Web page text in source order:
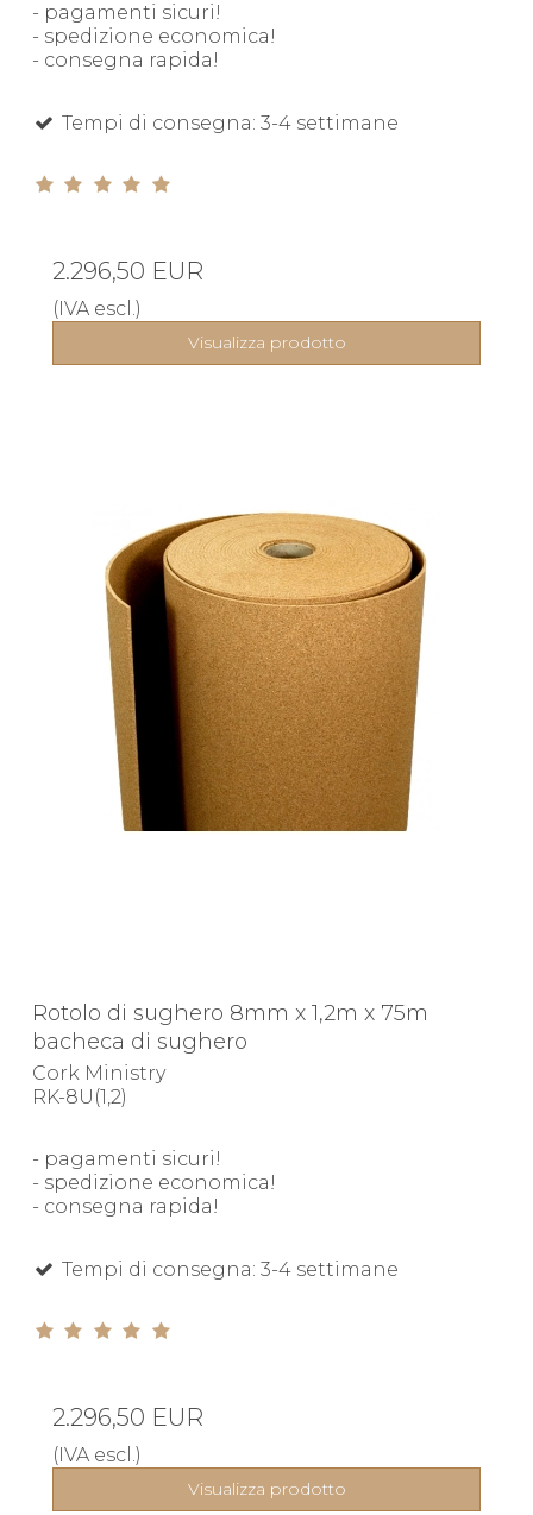
- pagamenti sicuri!
- spedizione economica!
- consegna rapida!
Tempi di consegna: 3-4 settimane
2.296,50 EUR
(IVA escl.)
Visualizza prodotto
Rotolo di sughero 8mm x 1,2m x 75m
bacheca di sughero
Cork Ministry
RK-8U(1,2)
- pagamenti sicuri!
- spedizione economica!
- consegna rapida!
Tempi di consegna: 3-4 settimane
2.296,50 EUR
(IVA escl.)
Visualizza prodotto